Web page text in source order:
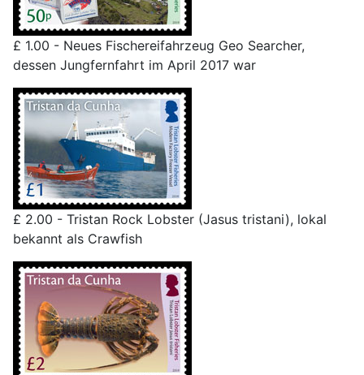
£ 1.00 - Neues Fischereifahrzeug Geo Searcher,
dessen Jungfernfahrt im April 2017 war
£ 2.00 - Tristan Rock Lobster (Jasus tristani), lokal
bekannt als Crawfish